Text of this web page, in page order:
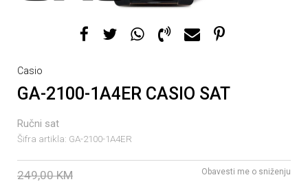
Casio
GA-2100-1A4ER CASIO SAT
Ručni sat
Šifra artikla: GA-2100-1A4ER
249,00 KM Obavesti me o sniženju